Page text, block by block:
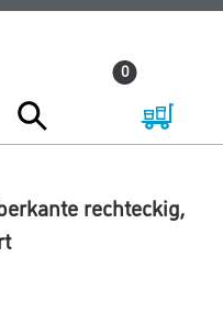
0
rechteckig,